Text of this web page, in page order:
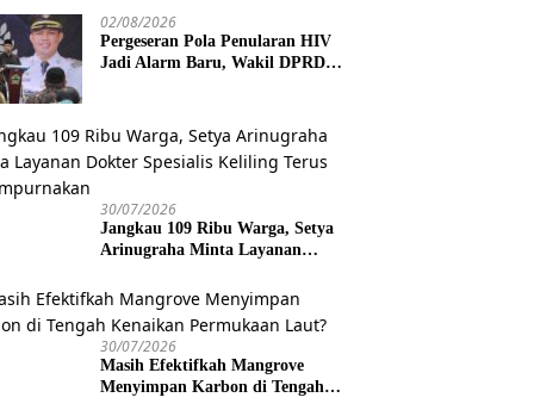
02/08/2026
Pergeseran Pola Penularan HIV
Jadi Alarm Baru, Wakil DPRD
30/07/2026
Jangkau 109 Ribu Warga, Setya
Arinugraha Minta Layanan
Disempurnakan
30/07/2026
Masih Efektifkah Mangrove
Menyimpan Karbon di Tengah